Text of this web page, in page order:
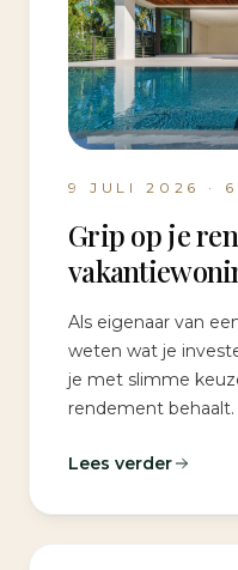
9 JULI 2026 · 6
Grip op je
Als eigenaar van
weten wat je
je met slimme
rendement behaalt.
Lees verder